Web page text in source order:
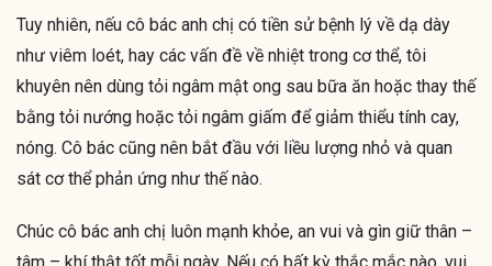
Tuy nhiên, nếu cô bác anh chị có tiền sử bệnh lý về dạ dày
như viêm loét, hay các vấn đề về nhiệt trong cơ thể, tôi
khuyên nên dùng tỏi ngâm mật ong sau bữa ăn hoặc thay thế
bằng tỏi nướng hoặc tỏi ngâm giấm để giảm thiểu tính cay,
nóng. Cô bác cũng nên bắt đầu với liều lượng nhỏ và quan
sát cơ thể phản ứng như thế nào.
Chúc cô bác anh chị luôn mạnh khỏe, an vui và gìn giữ thân –